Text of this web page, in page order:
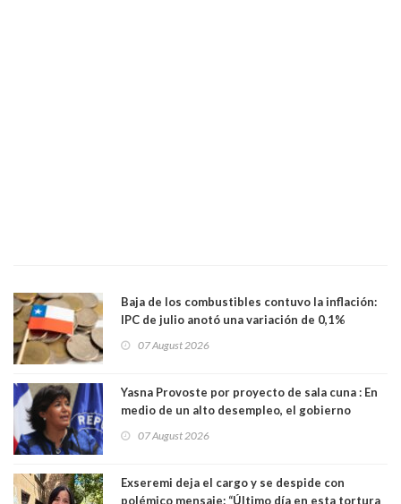
Baja de los combustibles contuvo la inflación:
IPC de julio anotó una variación de 0,1%
07 August 2026
Yasna Provoste por proyecto de sala cuna : En
medio de un alto desempleo, el gobierno
07 August 2026
Exseremi deja el cargo y se despide con
polémico mensaje: “Último día en esta tortura